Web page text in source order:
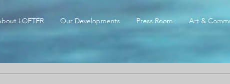
LOFTER Our Developments Press Room Art &